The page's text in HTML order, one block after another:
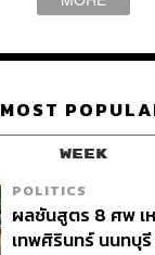
MOST
WEEK
POLITICS
ผลชันสูตร 8 ศพ เ
เทพศิรินทร์ นนทบุ